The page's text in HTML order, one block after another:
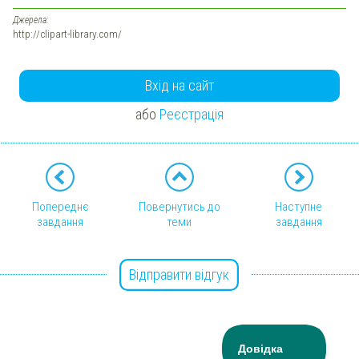
Джерела:
http://clipart-library.com/
Вхід на сайт
або Реєстрація
Попереднє
завдання
Повернутись до
теми
Наступне
завдання
Відправити відгук